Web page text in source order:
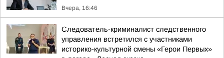
Вчера, 16:46
Следователь-криминалист следственного
управления встретился с участниками
историко-культурной смены «Герои Первых»